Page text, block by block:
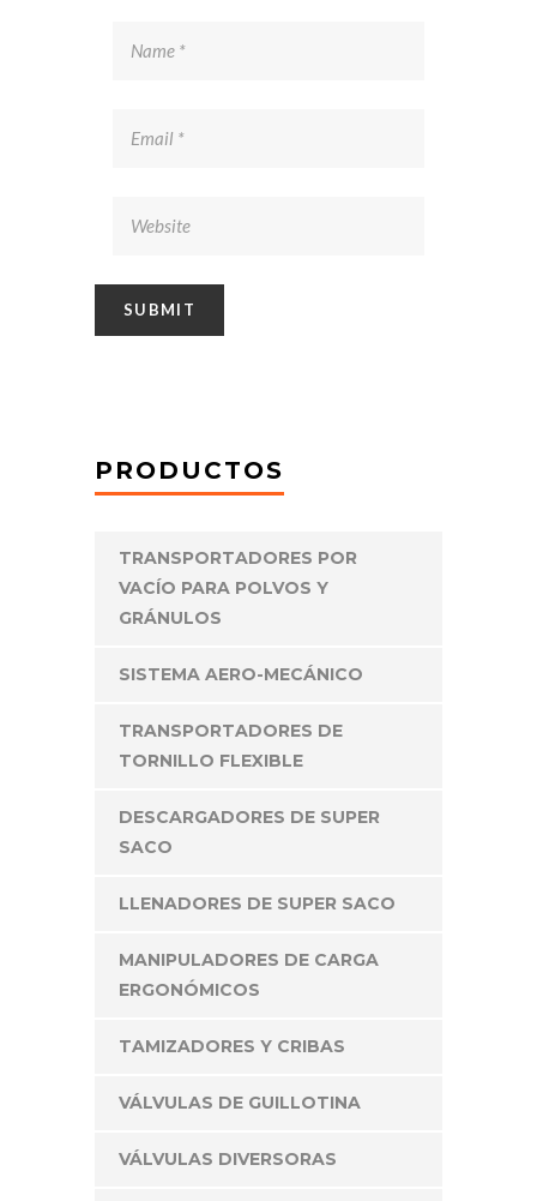
PRODUCTOS
TRANSPORTADORES POR
VACÍO PARA POLVOS Y
GRÁNULOS
SISTEMA AERO-MECÁNICO
TRANSPORTADORES DE
TORNILLO FLEXIBLE
DESCARGADORES DE SUPER
SACO
LLENADORES DE SUPER SACO
MANIPULADORES DE CARGA
ERGONÓMICOS
TAMIZADORES Y CRIBAS
VÁLVULAS DE GUILLOTINA
VÁLVULAS DIVERSORAS